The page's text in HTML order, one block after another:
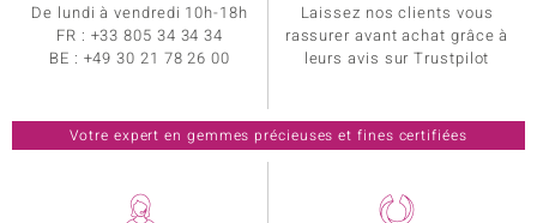
De lundi à vendredi 10h-18h
FR : +33 805 34 34 34
BE : +49 30 21 78 26 00
Laissez nos clients vous
rassurer avant achat grâce à
leurs avis sur Trustpilot
Votre expert en gemmes précieuses et fines certifiées